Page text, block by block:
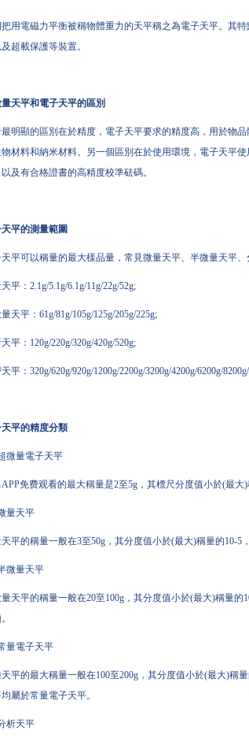
把用電磁力平衡被稱物體重力的天平稱之為電子天平。其
超載保護等裝置。
天平和電子天平的區別
明顯的區別在於精度，電子天平要求的精度高，用於物
物材料和納米材料。另一個區別在於使用環境，電子天平
及有合格證書的高精度校準砝碼。
平的測量範圍
天平可以稱量的最大樣品量，常見微量天平、半微量天平
平：2.1g/5.1g/6.1g/11g/22g/52g;
天平：61g/81g/105g/125g/205g/225g;
平：120g/220g/320g/420g/520g;
平：320g/620g/920g/1200g/2200g/3200g/4200g/6200g/8200g/
天平的精度分類
微量電子天平
免费观看的最大稱量是2至5g，其標尺分度值小於(最
量天平
平的稱量一般在3至50g，其分度值小於(最大)稱量的10-5
微量天平
天平的稱量一般在20至100g，其分度值小於(最大)稱量的
量電子天平
平的最大稱量一般在100至200g，其分度值小於(最大)稱
屬於常量電子天平。
析天平